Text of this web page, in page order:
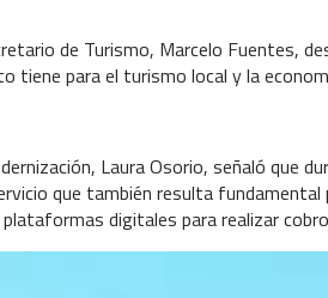
de Turismo, Marcelo Fuentes,
para el turismo local y la
Laura Osorio, señaló que
que también resulta
digitales para realizar